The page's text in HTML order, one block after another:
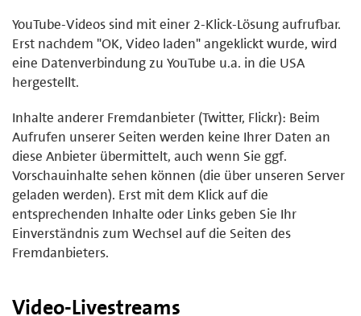
YouTube-Videos sind mit einer 2-Klick-Lösung aufrufbar.
Erst nachdem "OK, Video laden" angeklickt wurde, wird
eine Datenverbindung zu YouTube u.a. in die USA
hergestellt.
Inhalte anderer Fremdanbieter (Twitter, Flickr): Beim
Aufrufen unserer Seiten werden keine Ihrer Daten an
diese Anbieter übermittelt, auch wenn Sie ggf.
Vorschauinhalte sehen können (die über unseren Server
geladen werden). Erst mit dem Klick auf die
entsprechenden Inhalte oder Links geben Sie Ihr
Einverständnis zum Wechsel auf die Seiten des
Fremdanbieters.
Video-Livestreams